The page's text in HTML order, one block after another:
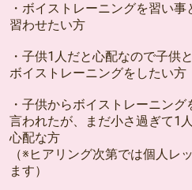
・ボイストレーニングを習い
習わせたい方
・子供1人だと心配なので子供
ボイストレーニングをしたい方
・子供からボイストレーニング
言われたが、まだ小さ過ぎて1
心配な方
（※ヒアリング次第では個人レ
ます）